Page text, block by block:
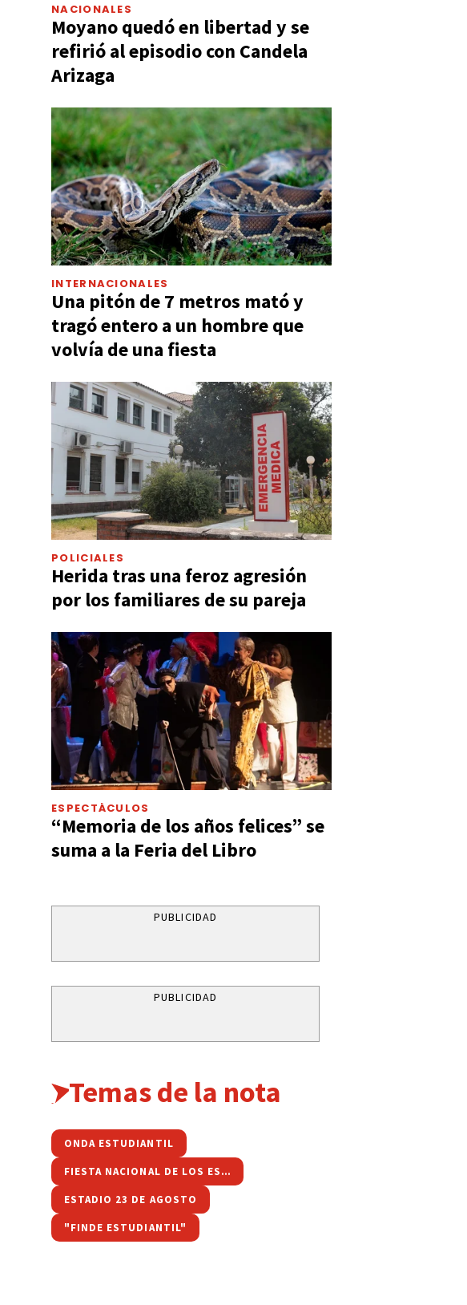
NACIONALES
Moyano quedó en libertad y se
refirió al episodio con Candela
Arizaga
INTERNACIONALES
Una pitón de 7 metros mató y
tragó entero a un hombre que
volvía de una fiesta
POLICIALES
Herida tras una feroz agresión
por los familiares de su pareja
ESPECTÁCULOS
“Memoria de los años felices” se
suma a la Feria del Libro
PUBLICIDAD
PUBLICIDAD
Temas de la nota
ONDA ESTUDIANTIL
FIESTA NACIONAL DE LOS ESTUDIANTES
ESTADIO 23 DE AGOSTO
"FINDE ESTUDIANTIL"